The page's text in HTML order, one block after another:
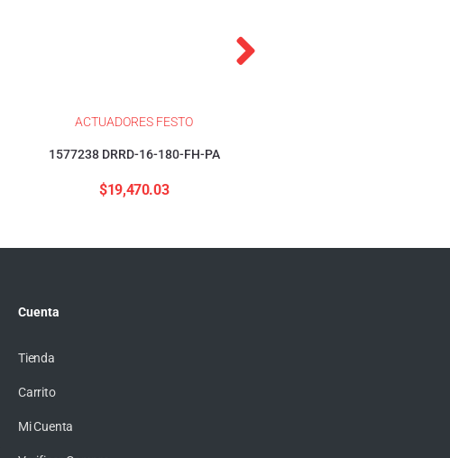
ACTUADORES FESTO
1577238 DRRD-16-180-FH-PA
$19,470.03
Cuenta
Tienda
Carrito
Mi Cuenta